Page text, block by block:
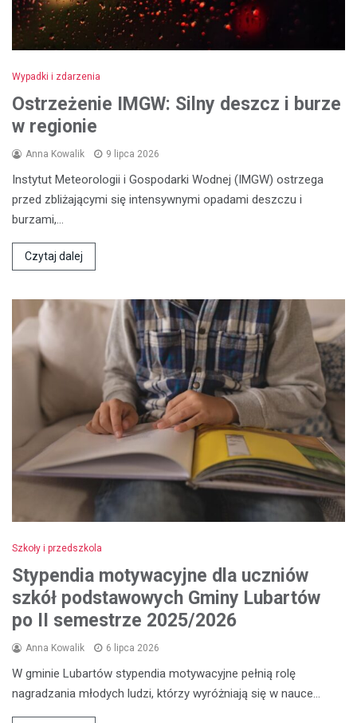
Wypadki i zdarzenia
Ostrzeżenie IMGW: Silny deszcz i burze
w regionie
Anna Kowalik 9 lipca 2026
Instytut Meteorologii i Gospodarki Wodnej (IMGW) ostrzega
przed zbliżającymi się intensywnymi opadami deszczu i
burzami,…
Czytaj dalej
Szkoły i przedszkola
Stypendia motywacyjne dla uczniów
szkół podstawowych Gminy Lubartów
po II semestrze 2025/2026
Anna Kowalik 6 lipca 2026
W gminie Lubartów stypendia motywacyjne pełnią rolę
nagradzania młodych ludzi, którzy wyróżniają się w nauce…